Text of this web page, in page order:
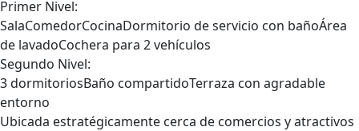
Primer Nivel:
SalaComedorCocinaDormitorio de servicio con bañoÁrea
de lavadoCochera para 2 vehículos
Segundo Nivel:
3 dormitoriosBaño compartidoTerraza con agradable
entorno
Ubicada estratégicamente cerca de comercios y atractivos